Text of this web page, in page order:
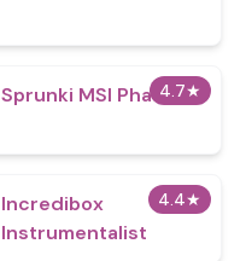
4.7★
Sprunki MSI Phase 4
4.4★
Incredibox
Instrumentalist